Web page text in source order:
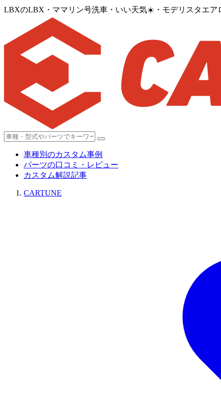
LBXのLBX・ママリン号洗車・いい天気☀️・モデリスタエア
車種別のカスタム事例
パーツの口コミ・レビュー
カスタム解説記事
CARTUNE